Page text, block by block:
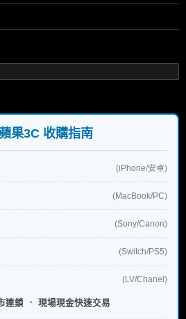
果3C 收購指南
(iPhone/安卓)
(MacBook/PC)
(Sony/Canon)
(Switch/PS5)
(LV/Chanel)
連鎖 ． 現場現金快速交易